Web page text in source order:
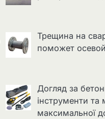
Трещина на
поможет
Догляд за
інструменти та
максимальної